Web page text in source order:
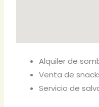
Alquiler de
Venta de
Servicio de